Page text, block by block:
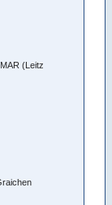
(Leitz